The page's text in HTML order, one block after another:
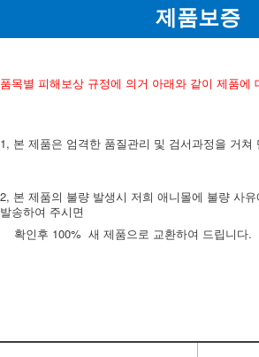
제품보증
품목별 피해보상 규정에 의거 아래와 같이 제품에
1, 본 제품은 엄격한 품질관리 및 검서과정을 거쳐
2, 본 제품의 불량 발생시 저희 애니몰에 불량 사
발송하여 주시면
확인후 100% 새 제품으로 교환하여 드립니다.